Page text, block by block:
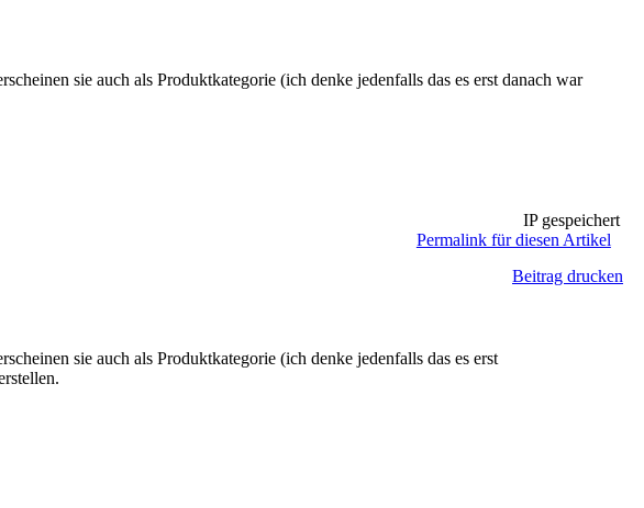
sie auch als Produktkategorie (ich denke jedenfalls das es erst danach war
IP gespeichert
Permalink für diesen Artikel
Beitrag drucken
sie auch als Produktkategorie (ich denke jedenfalls das es erst